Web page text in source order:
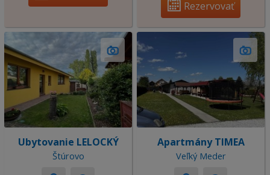
Rezervovať
Ubytovanie LELOCKÝ
Štúrovo
Apartmány TIMEA
Veľký Meder